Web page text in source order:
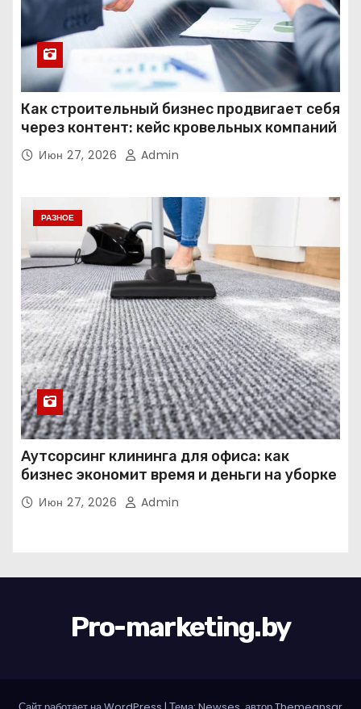
Как строительный бизнес продвигает себя
через контент: кейс кровельных компаний
Июн 27, 2026 Admin
РАЗНОЕ
Аутсорсинг клининга для офиса: как
бизнес экономит время и деньги на уборке
Июн 27, 2026 Admin
Pro-marketing.by